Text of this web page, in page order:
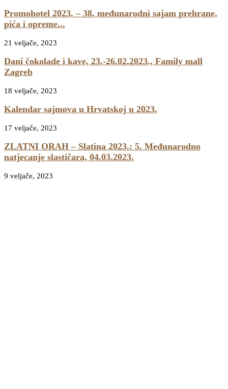
Promohotel 2023. – 38. međunarodni sajam prehrane,
pića i opreme...
21 veljače, 2023
Dani čokolade i kave, 23.-26.02.2023., Family mall
Zagreb
18 veljače, 2023
Kalendar sajmova u Hrvatskoj u 2023.
17 veljače, 2023
ZLATNI ORAH – Slatina 2023.: 5. Međunarodno
natjecanje slastičara, 04.03.2023.
9 veljače, 2023